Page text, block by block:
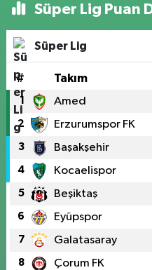
Süper Lig Puan
Süper Lig
# Takım
1 Amed
2 Erzurumspor FK
3 Başakşehir
4 Kocaelispor
5 Beşiktaş
6 Eyüpspor
7 Galatasaray
8 Çorum FK